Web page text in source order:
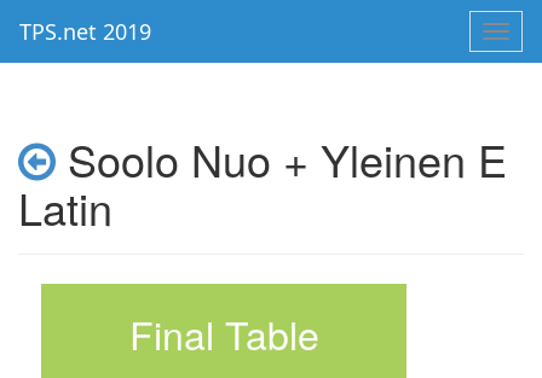
TPS.net 2019
Soolo Nuo + Yleinen E
Latin
Final Table